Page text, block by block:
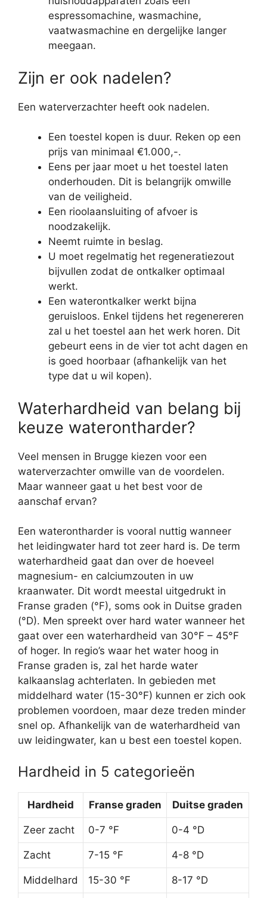
espressomachine, wasmachine,
vaatwasmachine en dergelijke langer
meegaan.
Zijn er ook nadelen?
Een waterverzachter heeft ook nadelen.
Een toestel kopen is duur. Reken op een
prijs van minimaal €1.000,-.
Eens per jaar moet u het toestel laten
onderhouden. Dit is belangrijk omwille
van de veiligheid.
Een rioolaansluiting of afvoer is
noodzakelijk.
Neemt ruimte in beslag.
U moet regelmatig het regeneratiezout
bijvullen zodat de ontkalker optimaal
werkt.
Een waterontkalker werkt bijna
geruisloos. Enkel tijdens het regenereren
zal u het toestel aan het werk horen. Dit
gebeurt eens in de vier tot acht dagen en
is goed hoorbaar (afhankelijk van het
type dat u wil kopen).
Waterhardheid van belang bij
keuze waterontharder?
Veel mensen in Brugge kiezen voor een
waterverzachter omwille van de voordelen.
Maar wanneer gaat u het best voor de
aanschaf ervan?
Een waterontharder is vooral nuttig wanneer
het leidingwater hard tot zeer hard is. De term
waterhardheid gaat dan over de hoeveel
magnesium- en calciumzouten in uw
kraanwater. Dit wordt meestal uitgedrukt in
Franse graden (°F), soms ook in Duitse graden
(°D). Men spreekt over hard water wanneer het
gaat over een waterhardheid van 30°F – 45°F
of hoger. In regio’s waar het water hoog in
Franse graden is, zal het harde water
kalkaanslag achterlaten. In gebieden met
middelhard water (15-30°F) kunnen er zich ook
problemen voordoen, maar deze treden minder
snel op. Afhankelijk van de waterhardheid van
uw leidingwater, kan u best een toestel kopen.
Hardheid in 5 categorieën
Hardheid Franse graden Duitse graden
Zeer zacht 0-7 °F 0-4 °D
Zacht 7-15 °F 4-8 °D
Middelhard 15-30 °F 8-17 °D